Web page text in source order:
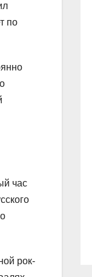
по
час
рок-